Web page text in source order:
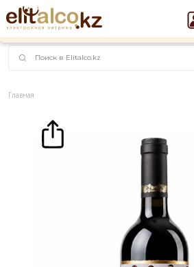
наименований!
instagram.com/rojo.kz
Рекомендуем
Водка Smirnoff Red Vodka 37,5%
Виски Talisker 10 YO Malt 45,8% in Box
Ром Captain Morgan White 37,5%
Джин Gordon`s London Dry Gin 37,5%
Главная